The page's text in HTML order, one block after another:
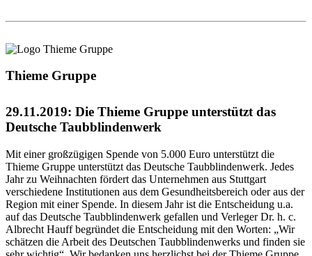
Thieme Gruppe
29.11.2019: Die Thieme Gruppe unterstützt das
Deutsche Taubblindenwerk
Mit einer großzügigen Spende von 5.000 Euro unterstützt die
Thieme Gruppe unterstützt das Deutsche Taubblindenwerk. Jedes
Jahr zu Weihnachten fördert das Unternehmen aus Stuttgart
verschiedene Institutionen aus dem Gesundheitsbereich oder aus der
Region mit einer Spende. In diesem Jahr ist die Entscheidung u.a.
auf das Deutsche Taubblindenwerk gefallen und Verleger Dr. h. c.
Albrecht Hauff begründet die Entscheidung mit den Worten: „Wir
schätzen die Arbeit des Deutschen Taubblindenwerks und finden sie